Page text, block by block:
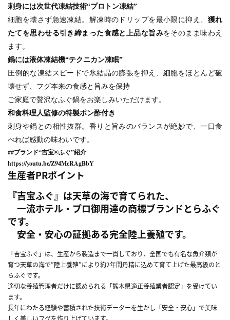
刺身には次世代凍結技術“プロトン凍結”
細胞を壊さず急速凍結。解凍時のドリップを最小限に抑え、 獲れ
たてを思わせる引き締まった食感と上品な旨みをそのまま味わえ
ます。
鍋には液体凍結機“テクニカン凍眠”
圧倒的な凍結スピードで氷結晶の膨張を抑え、細胞をほとんど破
壊せず、フグ本来の食感と旨みを保持
ご家庭で贅沢なふぐ鍋をお楽しみいただけます。
和食料理人監修の特製ポン酢付き
刺身や鍋との相性抜群。香りと旨みのバランスが絶妙で、一口食
べれば感動の味わいです。
##ブランド“吉宝®ふぐ”紹介
https://youtu.be/Z94McRAgBbY
生産者PRポイント
『吉宝ふぐ』 は天草の海で育てられた、
一流ホテル・プロ御用達の商標ブランドとらふぐ
です。
安全・安心の証拠ある完全陸上養殖です。
「吉宝ふぐ」は、生産から製造まで一貫しており、全国でも有名な魚介類が
育つ天草の海で”陸上養殖”により約2年間丹精に込めて育て上げた最高級のと
らふぐです。
適切な養殖管理者だけに認められる「熊本県適正養殖業者認定」を受けてい
ます。
長年にわたる経験や蓄積された技術データーを生かし「安全・安心」で美味
しく美しいフグを作り上げています。